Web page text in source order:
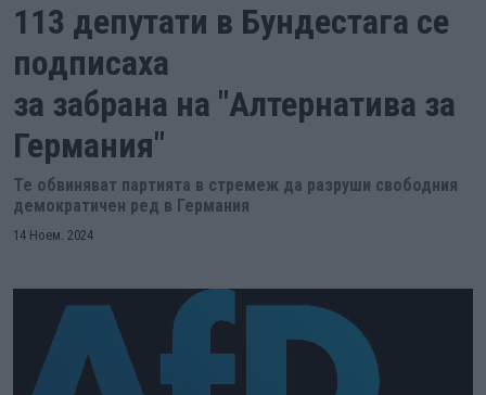
113 депутати в Бундестага се
подписаха
за забрана на "Алтернатива за
Германия"
Те обвиняват партията в стремеж да разруши свободния
демократичен ред в Германия
14 Ноем. 2024